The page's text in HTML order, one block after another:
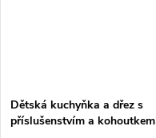
Dětská kuchyňka a dřez s
příslušenstvím a kohoutkem